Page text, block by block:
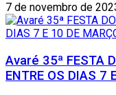
7 de novembro de
Avaré 35ª FESTA
ENTRE OS DIAS 7